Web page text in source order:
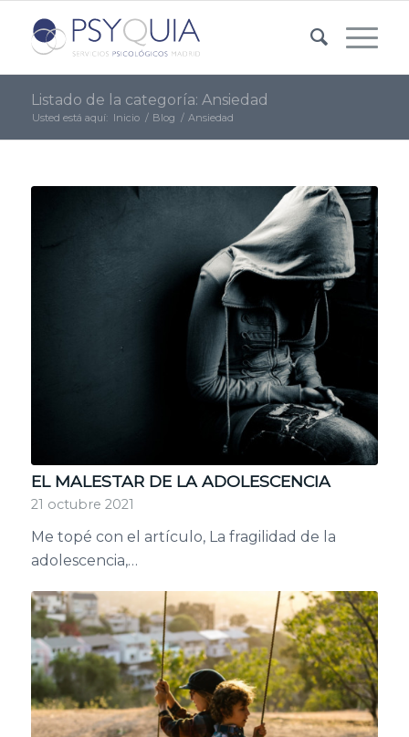
Listado de la categoría: Ansiedad
Usted está aquí: Inicio / Blog / Ansiedad
EL MALESTAR DE LA ADOLESCENCIA
21 octubre 2021
Me topé con el artículo, La fragilidad de la
adolescencia,…